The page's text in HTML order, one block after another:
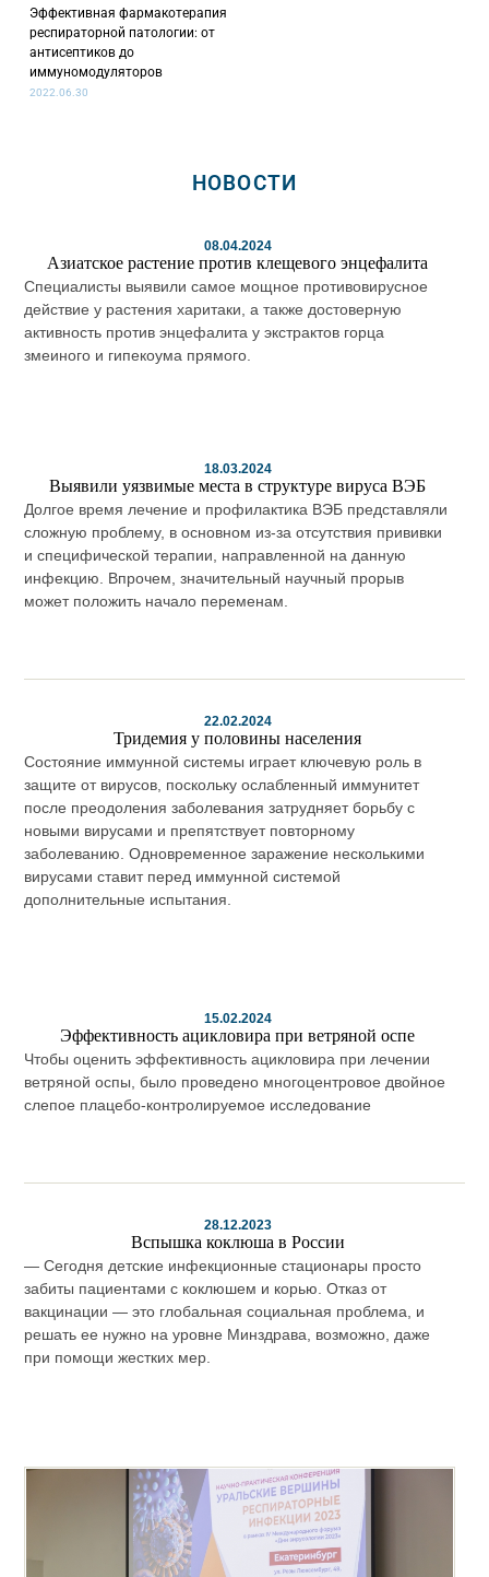
Эффективная фармакотерапия
респираторной патологии: от
антисептиков до
иммуномодуляторов
2022.06.30
НОВОСТИ
08.04.2024
Азиатское растение против клещевого энцефалита
Специалисты выявили самое мощное противовирусное
действие у растения харитаки, а также достоверную
активность против энцефалита у экстрактов горца
змеиного и гипекоума прямого.
18.03.2024
Выявили уязвимые места в структуре вируса ВЭБ
Долгое время лечение и профилактика ВЭБ представляли
сложную проблему, в основном из-за отсутствия прививки
и специфической терапии, направленной на данную
инфекцию. Впрочем, значительный научный прорыв
может положить начало переменам.
22.02.2024
Тридемия у половины населения
Состояние иммунной системы играет ключевую роль в
защите от вирусов, поскольку ослабленный иммунитет
после преодоления заболевания затрудняет борьбу с
новыми вирусами и препятствует повторному
заболеванию. Одновременное заражение несколькими
вирусами ставит перед иммунной системой
дополнительные испытания.
15.02.2024
Эффективность ацикловира при ветряной оспе
Чтобы оценить эффективность ацикловира при лечении
ветряной оспы, было проведено многоцентровое двойное
слепое плацебо-контролируемое исследование
28.12.2023
Вспышка коклюша в России
— Сегодня детские инфекционные стационары просто
забиты пациентами с коклюшем и корью. Отказ от
вакцинации — это глобальная социальная проблема, и
решать ее нужно на уровне Минздрава, возможно, даже
при помощи жестких мер.